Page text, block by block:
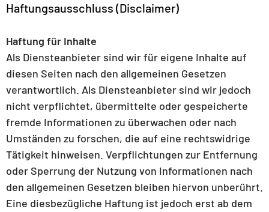
Haftungsausschluss (Disclaimer)
Haftung für Inhalte
Als Diensteanbieter sind wir für eigene Inhalte auf
diesen Seiten nach den allgemeinen Gesetzen
verantwortlich. Als Diensteanbieter sind wir jedoch
nicht verpflichtet, übermittelte oder gespeicherte
fremde Informationen zu überwachen oder nach
Umständen zu forschen, die auf eine rechtswidrige
Tätigkeit hinweisen. Verpflichtungen zur Entfernung
oder Sperrung der Nutzung von Informationen nach
den allgemeinen Gesetzen bleiben hiervon unberührt.
Eine diesbezügliche Haftung ist jedoch erst ab dem